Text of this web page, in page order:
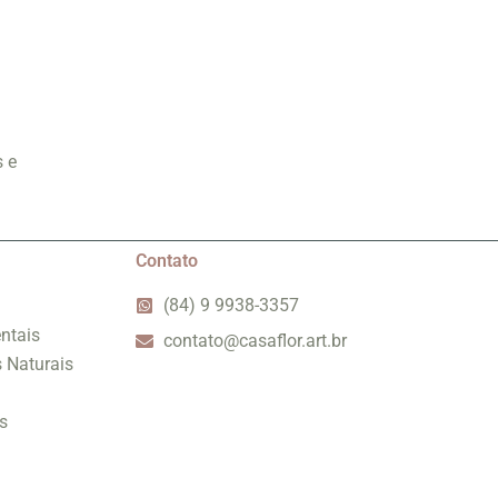
e
Naturais
Contato
(84) 9 9938-3357
contato@casaflor.art.br